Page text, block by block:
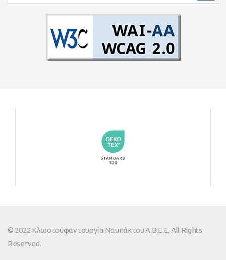
© 2022 Κλωστοϋφαντουργία Ναυπάκτου Α.Β.Ε.Ε. All Rights
Reserved.